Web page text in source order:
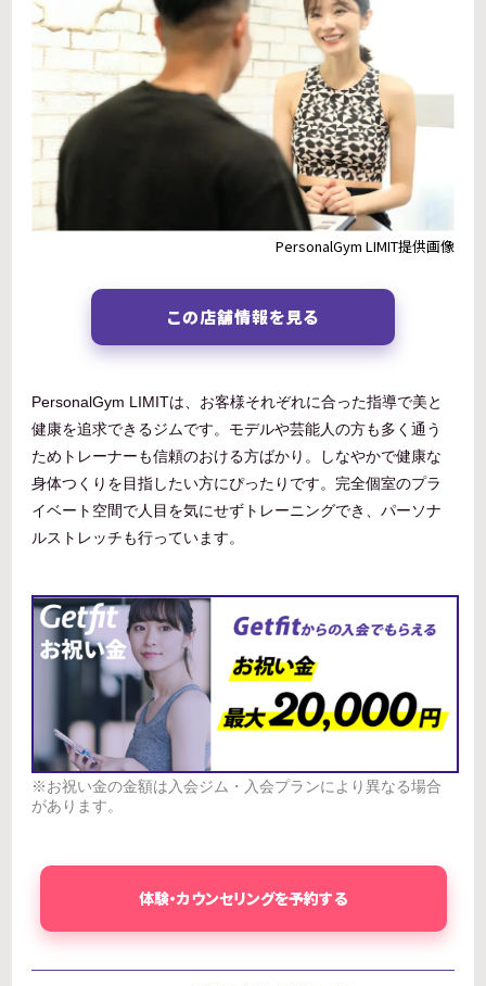
PersonalGym LIMIT提供画像
この店舗情報を見る
PersonalGym LIMITは、お客様それぞれに合った指導で美と
健康を追求できるジムです。モデルや芸能人の方も多く通う
ためトレーナーも信頼のおける方ばかり。しなやかで健康な
身体つくりを目指したい方にぴったりです。完全個室のプラ
イベート空間で人目を気にせずトレーニングでき、パーソナ
ルストレッチも行っています。
※お祝い金の金額は入会ジム・入会プランにより異なる場合
があります。
体験・カウンセリングを予約する